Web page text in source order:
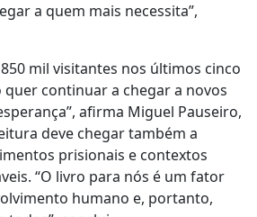
a quem mais necessita”,
mil visitantes nos últimos cinco
quer continuar a chegar a novos
afirma Miguel Pauseiro,
deve chegar também a
prisionais e contextos
“O livro para nós é um fator
humano e, portanto,